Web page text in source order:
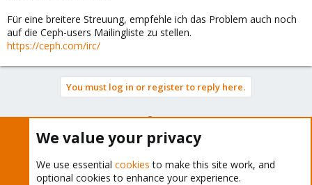
Für eine breitere Streuung, empfehle ich das Problem auch noch
auf die Ceph-users Mailingliste zu stellen.
https://ceph.com/irc/
You must log in or register to reply here.
BlueskyLinkedInRedditEmailLink
Proxmox VE: Installation and configuration
We value your privacy
We use essential cookies to make this site work, and
optional cookies to enhance your experience.